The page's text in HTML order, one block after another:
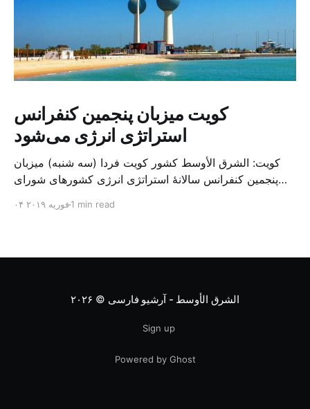
کویت میزبان پنجمین کنفرانس
استراتژی انرژی می‌شود
کویت: الشرق الأوسط کشور کویت فردا (سه شنبه) میزبان
پنجمین کنفرانس سالانهٔ استراتژی انرژی کشورهای شورای
متخصص از شرکت‌های جهانی نفت و گاز در این کنفرانس
۰۴ فوریه ۲۰۱۹1 min read
الشرق الأوسط - آرشیو فارسی © ۲۰۲۶
Sign up
Powered by Ghost